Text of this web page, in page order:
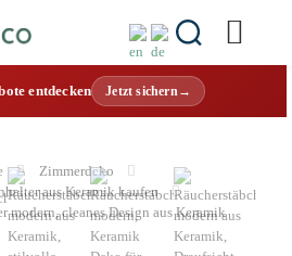
entdecken Jetzt sichern→
Zimmerdeko
aus Keramik kaufen
modern, cleanes Design aus Keramik